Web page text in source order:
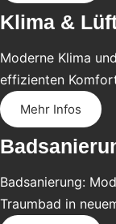
Klima &
Moderne Klima
effizienten
Mehr Infos
Badsanierung:
Traumbad in